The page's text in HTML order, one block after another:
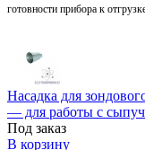
готовности прибора к
Насадка для
— для работы с
Под заказ
В корзину